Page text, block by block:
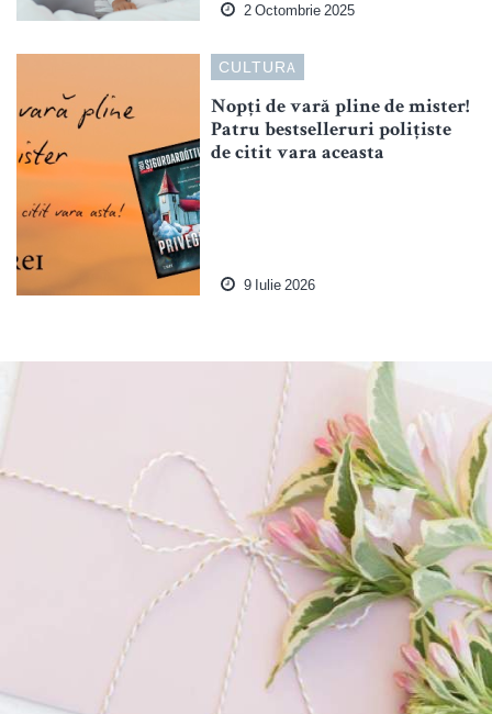
2 Octombrie 2025
CULTURA
Nopți de vară pline de mister!
Patru bestselleruri polițiste
de citit vara aceasta
9 Iulie 2026